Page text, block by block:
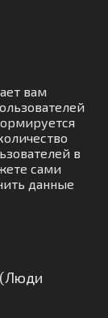
вам
в
сами
данные
(Люди